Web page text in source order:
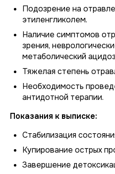
Подозрение на
этиленгликолем.
Наличие симптомов
зрения,
метаболический
Тяжелая степень
Необходимость
антидотной терапии.
Показания к выписке:
Стабилизация
Купирование острых
Завершение